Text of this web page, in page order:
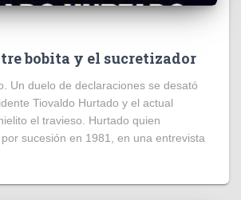
bobita y el sucretizador
Un duelo de declaraciones se desató
Tiovaldo Hurtado y el actual
el travieso. Hurtado quien
sucesión en 1981, en una entrevista